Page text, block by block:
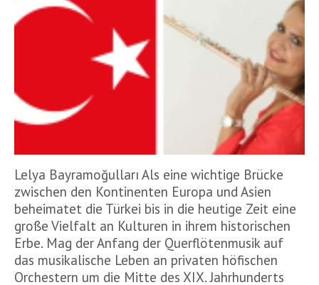
Lelya Bayramoğulları Als eine wichtige Brücke
zwischen den Kontinenten Europa und Asien
beheimatet die Türkei bis in die heutige Zeit eine
große Vielfalt an Kulturen in ihrem historischen
Erbe. Mag der Anfang der Querflötenmusik auf
das musikalische Leben an privaten höfischen
Orchestern um die Mitte des XIX. Jahrhunderts